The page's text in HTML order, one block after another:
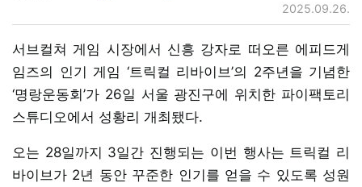
2025.09.26.
서브컬쳐 게임 시장에서 신흥 강자로 떠오른 에피드게
임즈의 인기 게임 ‘트릭컬 리바이브’의 2주년을 기념한
‘명랑운동회’가 26일 서울 광진구에 위치한 파이팩토리
스튜디오에서 성황리 개최됐다.
오는 28일까지 3일간 진행되는 이번 행사는 트릭컬 리
바이브가 2년 동안 꾸준한 인기를 얻을 수 있도록 성원